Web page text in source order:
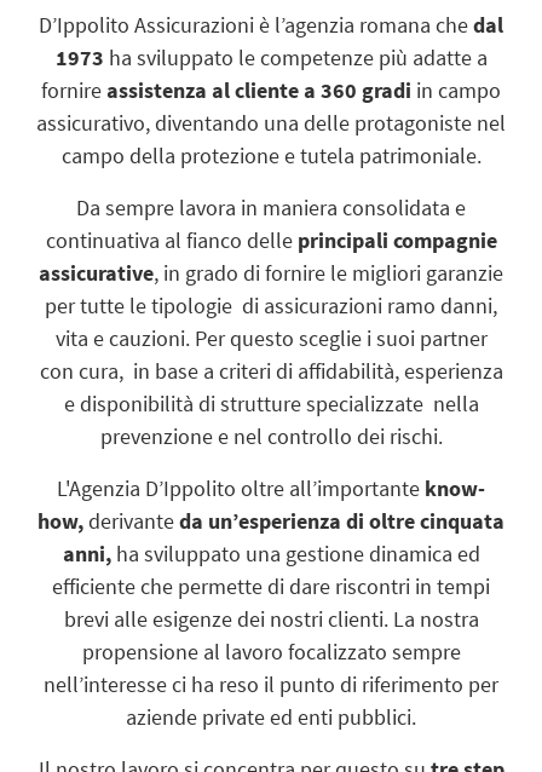
D’Ippolito Assicurazioni è l’agenzia romana chedal
1973 ha sviluppato le competenze più adatte a
fornire assistenza al cliente a 360 gradi in campo
assicurativo, diventando una delle protagoniste nel
campo della protezione e tutela patrimoniale.
Da sempre lavora in maniera consolidata e
continuativa al fianco delleprincipali compagnie
assicurative, in grado di fornire le migliori garanzie
per tutte le tipologie di assicurazioni ramo danni,
vita e cauzioni. Per questo sceglie i suoi partner
con cura, in base a criteri di affidabilità, esperienza
e disponibilità di strutture specializzate nella
prevenzione e nel controllo dei rischi.
L'Agenzia D’Ippolito oltre all’importante know-
how,derivanteda un’esperienza di oltre cinquata
anni,ha sviluppato una gestione dinamica ed
efficiente che permette di dare riscontri in tempi
brevi alle esigenze dei nostri clienti. La nostra
propensione al lavoro focalizzato sempre
nell’interesse ci ha reso il punto di riferimento per
aziende private ed enti pubblici.